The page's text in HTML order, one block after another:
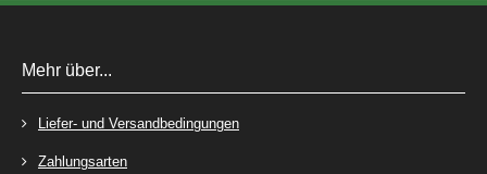
Mehr über...
Liefer- und Versandbedingungen
Zahlungsarten